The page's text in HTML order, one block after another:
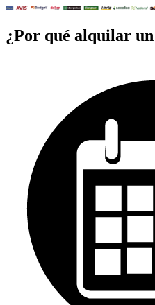
¿Por qué alquilar